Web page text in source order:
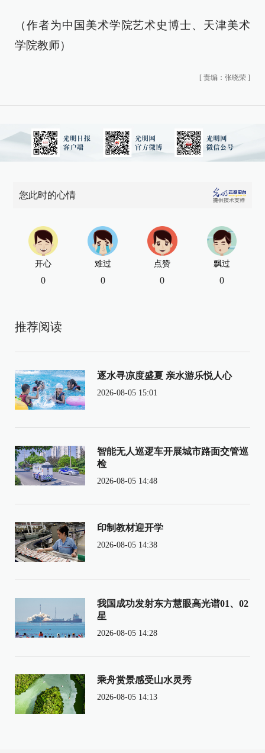
（作者为中国美术学院艺术史博士、天津美术
学院教师）
[ 责编：张晓荣 ]
您此时的心情
开心
0
难过
0
点赞
0
飘过
0
推荐阅读
逐水寻凉度盛夏 亲水游乐悦人心
2026-08-05 15:01
智能无人巡逻车开展城市路面交管巡
检
2026-08-05 14:48
印制教材迎开学
2026-08-05 14:38
我国成功发射东方慧眼高光谱01、02
星
2026-08-05 14:28
乘舟赏景感受山水灵秀
2026-08-05 14:13